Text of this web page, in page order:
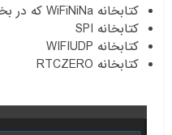
کتابخانه WiFiNiNa که در بخش قبل نصب شد.
کتابخانه SPI
کتابخانه WIFIUDP
کتابخانه RTCZERO